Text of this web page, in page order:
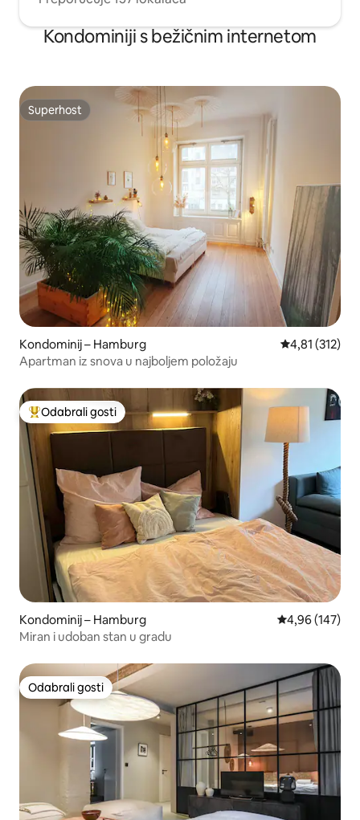
Kondominiji s bežičnim internetom
Superhost
Superhost
Kondominij – Hamburg Prosječna
4,81 (312)
Apartman iz snova u najboljem položaju
Među najviše rangiranima s oznakom „Odabrali gosti”
Odabrali gosti
Kondominij – Hamburg Prosječna
4,96 (147)
Miran i udoban stan u gradu
Odabrali gosti
Odabrali gosti